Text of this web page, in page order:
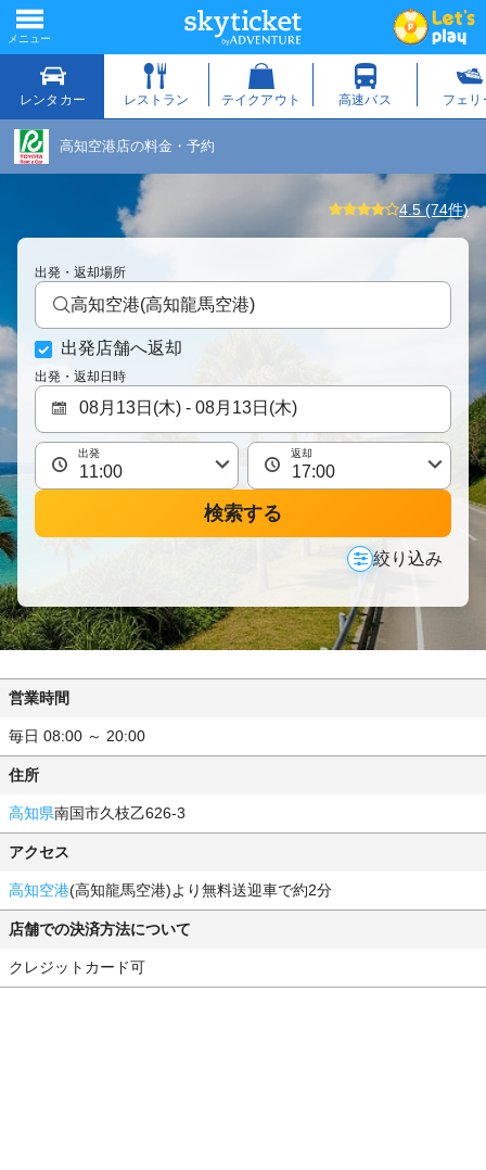
高知空港店の料金・予約
4.5 (74件)
出発・返却場所
高知空港(高知龍馬空港)
出発店舗へ返却
出発・返却日時
出発 返却
検索する
絞り込み
営業時間
毎日 08:00 ～ 20:00
住所
高知県南国市久枝乙626-3
アクセス
高知空港(高知龍馬空港)より無料送迎車で約2分
店舗での決済方法について
クレジットカード可